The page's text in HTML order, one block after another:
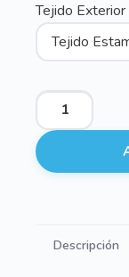
Tejido Exterior
Estampado
Bambi
-
Descripción